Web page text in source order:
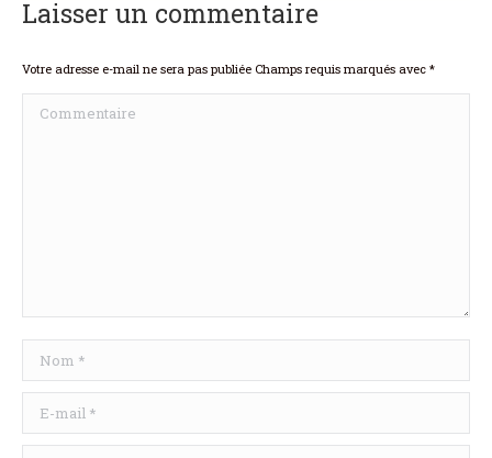
Laisser un commentaire
Votre adresse e-mail ne sera pas publiée Champs requis marqués avec *
Commentaire
Nom *
E-mail *